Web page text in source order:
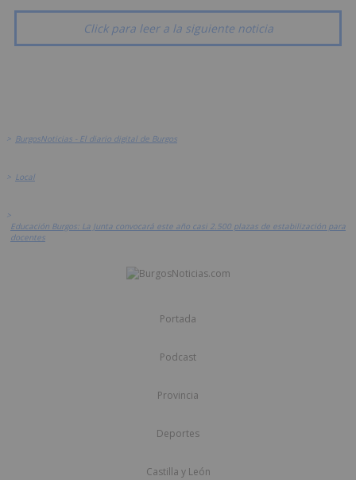
Click para leer a la siguiente noticia
> BurgosNoticias - El diario digital de Burgos
> Local
>
Educación Burgos: La Junta convocará este año casi 2.500 plazas de estabilización para
docentes
Portada
Podcast
Provincia
Deportes
Castilla y León